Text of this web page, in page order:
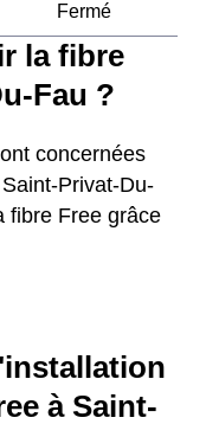
Fermé
la fibre
Fau ?
concernées
Privat-Du-
fibre Free grâce
à Saint-